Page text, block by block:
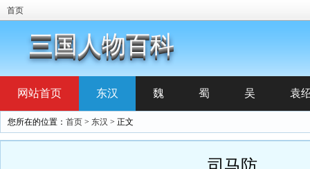
首页
三国人物百科
网站首页 东汉 魏 蜀 吴 袁
您所在的位置： 首页 > 东汉 > 正文